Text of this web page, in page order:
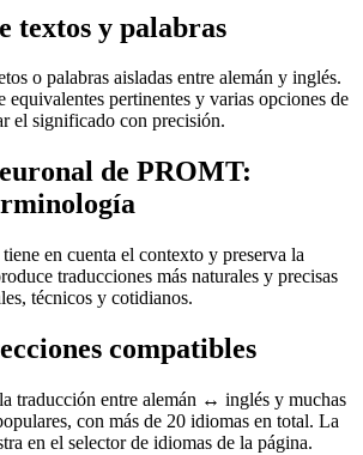
textos y palabras
o palabras aisladas entre alemán y inglés.
pertinentes y varias opciones de
el significado con precisión.
de PROMT:
en cuenta el contexto y preserva la
traducciones más naturales y precisas
técnicos y cotidianos.
compatibles
traducción entre alemán ↔ inglés y muchas
con más de 20 idiomas en total. La
en el selector de idiomas de la página.